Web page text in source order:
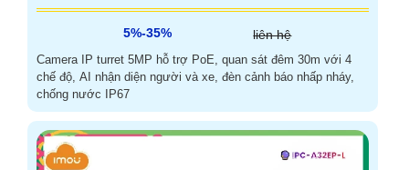
5%-35% liên hệ
Camera IP turret 5MP hỗ trợ PoE, quan sát đêm 30m với 4
chế độ, AI nhận diện người và xe, đèn cảnh báo nhấp nháy,
chống nước IP67